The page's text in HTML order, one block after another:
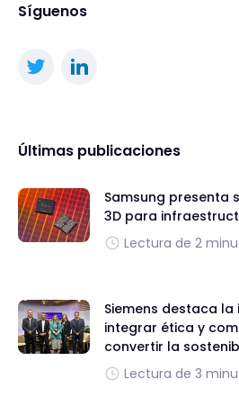
Síguenos
Últimas publicaciones
Samsung presenta
3D para
Lectura de 2
Siemens destaca
integrar ética y
convertir la
Lectura de 3